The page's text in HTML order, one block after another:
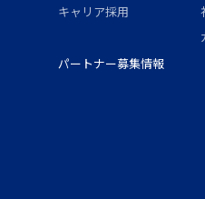
キャリア採用
パートナー募集情報